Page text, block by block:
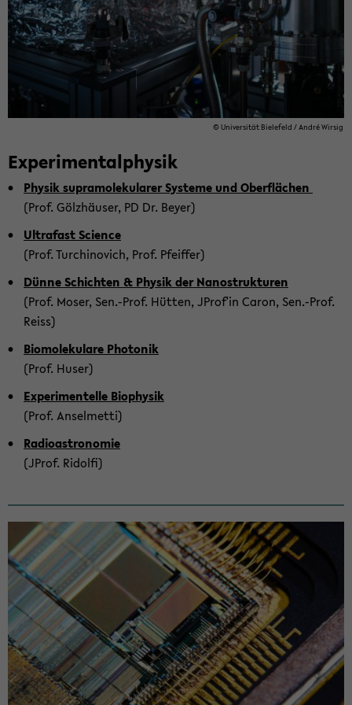
© Uni­ver­si­tät Bie­le­feld / André Wir­sig
Ex­pe­ri­men­tal­phy­sik
Phy­sik su­pra­mo­le­ku­la­rer Sys­te­me und Ober­flä­chen
(Prof. Gölz­häu­ser, PD Dr. Beyer)
Ul­tra­fast Sci­ence
(Prof. Tur­chi­no­vich, Prof. Pfeif­fer)
Dünne Schich­ten & Phy­sik der Na­no­struk­tu­ren
(Prof. Moser, Sen.-Prof. Hüt­ten, JProf'in Caron, Sen.-Prof.
Reiss)
Bio­mo­le­ku­la­re Pho­to­nik
(Prof. Huser)
Ex­pe­ri­men­tel­le Bio­phy­sik
(Prof. An­sel­met­ti)
Ra­dio­as­tro­no­mie
(JProf. Ridol­fi)